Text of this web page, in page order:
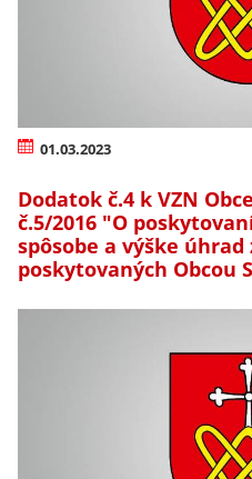
01.03.2023
Dodatok č.4 k VZN
č.5/2016 "O
spôsobe a výške
poskytovaných Obcou